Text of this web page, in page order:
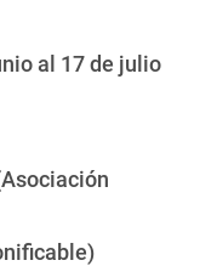
al 17 de julio